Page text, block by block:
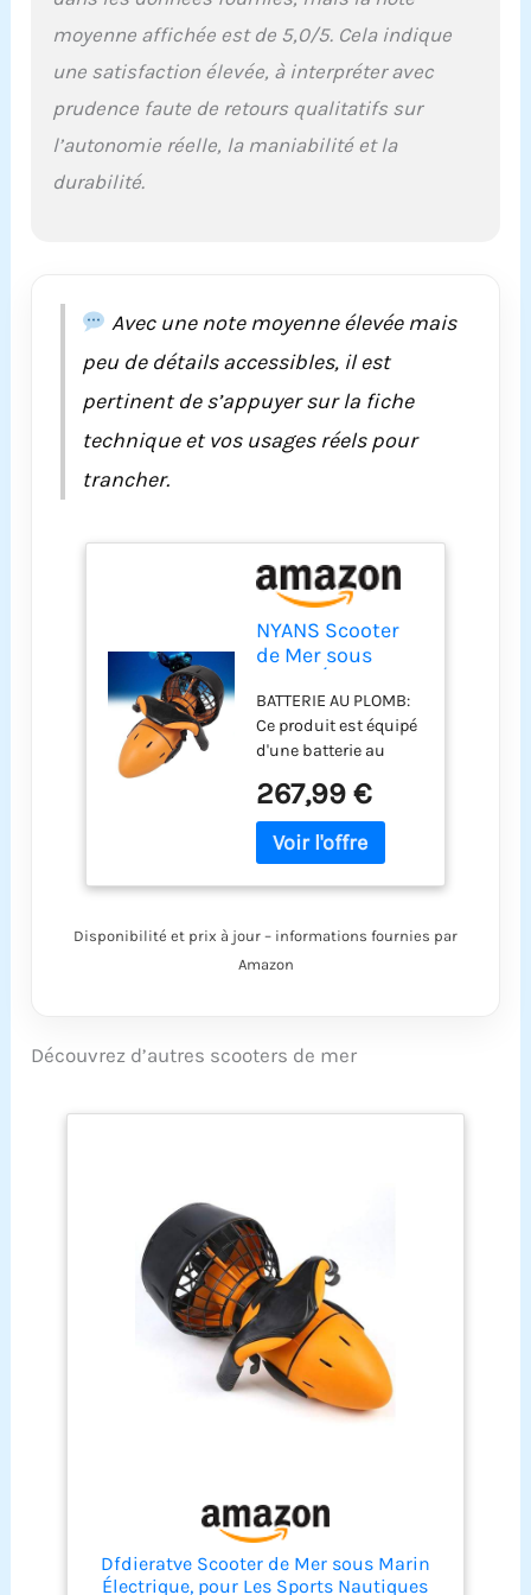
vous permettant
d'explorer facilement
les océans plus
profonds. LARGE
GAMME
adultes à explorer le
monde sous-marin.
Que vous fassiez de
la plongée, de la
plongée en apnée, de
la natation ou
moyenne affichée est de 5,0/5. Cela indique
une satisfaction élevée, à interpréter avec
prudence faute de retours qualitatifs sur
l’autonomie réelle, la maniabilité et la
durabilité.
Avec une note moyenne élevée mais
peu de détails accessibles, il est
pertinent de s’appuyer sur la fiche
technique et vos usages réels pour
trancher.
NYANS Scooter
de Mer sous
Boosters de
Natation de
Plongée 300W,
pour la Piscine
de Sports
Nautiques et la
Plongée en
Apnée, Temps de
60 Minutes
BATTERIE AU PLOMB:
Ce produit est équipé
d'une batterie au
temps de charge est
de 4 à 5 heures et le
temps de travail est
PROTECTION DE
niveau de l'hélice
L'ENVIRONNEMENT: Il
ne polluera pas le
plan d'eau, ne nuira
ni ne perturbera la vie
marine et vous
apportera une
expérience de plongée
immersive. FORTE
PUISSANCE: Il fournit
peut atteindre 30 m,
vous permettant
d'explorer facilement
267,99 €
Disponibilité et prix à jour – informations fournies par
Amazon
Découvrez d’autres scooters de mer
Dfdieratve Scooter de Mer sous Marin
Électrique, pour Les Sports Nautiques